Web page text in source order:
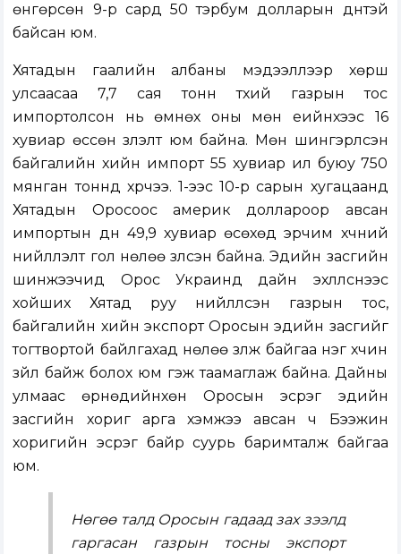
өнгөрсөн 9-р сард 50 тэрбум долларын дүнтэй
байсан юм.
Хятадын гаалийн албаны мэдээллээр хөрш
улсаасаа 7,7 сая тонн түүхий газрын тос
импортолсон нь өмнөх оны мөн үеийнхээс 16
хувиар өссөн үзүүлэлт юм байна. Мөн шингэрүүлсэн
байгалийн хийн импорт 55 хувиар илүү буюу 750
мянган тоннд хүрчээ. 1-ээс 10-р сарын хугацаанд
Хятадын Оросоос америк доллароор авсан
импортын дүн 49,9 хувиар өсөхөд эрчим хүчний
нийлүүлэлт гол нөлөө үзүүлсэн байна. Эдийн засгийн
шинжээчид Орос Украинд дайн эхлүүлснээс
хойших Хятад руу нийлүүлсэн газрын тос,
байгалийн хийн экспорт Оросын эдийн засгийг
тогтвортой байлгахад нөлөө үзүүлж байгаа нэг хүчин
зүйл байж болох юм гэж таамаглаж байна. Дайны
улмаас өрнөдийнхөн Оросын эсрэг эдийн
засгийн хориг арга хэмжээ авсан ч Бээжин
хоригийн эсрэг байр суурь баримталж байгаа
юм.
Нөгөө талд Оросын гадаад зах зээлд
гаргасан газрын тосны экспорт